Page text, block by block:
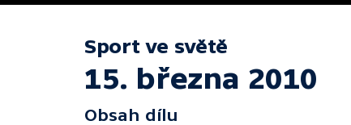
Sport ve světě
15. března 2010
Obsah dílu